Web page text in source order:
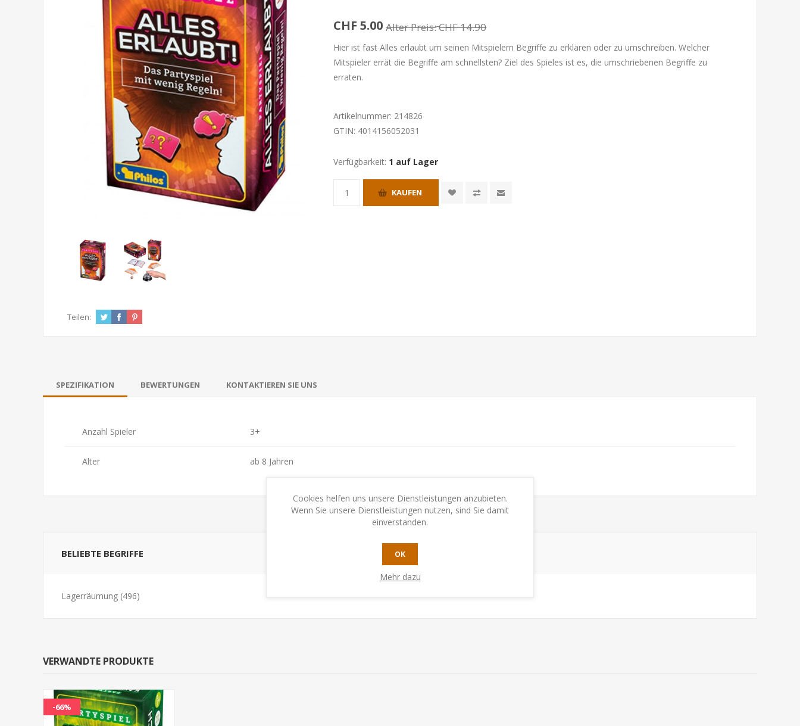
CHF 5.00 Alter Preis:CHF 14.90
Hier ist fast Alles erlaubt um seinen Mitspielern Begriffe zu erklären oder zu umschreiben. Welcher
Mitspieler errät die Begriffe am schnellsten? Ziel des Spieles ist es, die umschriebenen Begriffe zu
erraten.
Artikelnummer: 214826
GTIN: 4014156052031
Verfügbarkeit: 1 auf Lager
KAUFEN
Teilen:
SPEZIFIKATION BEWERTUNGEN KONTAKTIEREN SIE UNS
Anzahl Spieler 3+
Alter ab 8 Jahren
BELIEBTE BEGRIFFE
Lagerräumung (496)
VERWANDTE PRODUKTE
-66%
Cookies helfen uns unsere Dienstleistungen anzubieten.
Wenn Sie unsere Dienstleistungen nutzen, sind Sie damit
einverstanden.
OK
Mehr dazu